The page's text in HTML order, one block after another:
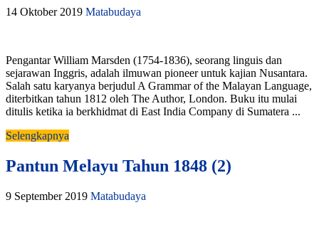
14 Oktober 2019 Matabudaya
Pengantar William Marsden (1754-1836), seorang linguis dan
sejarawan Inggris, adalah ilmuwan pioneer untuk kajian Nusantara.
Salah satu karyanya berjudul A Grammar of the Malayan Language,
diterbitkan tahun 1812 oleh The Author, London. Buku itu mulai
ditulis ketika ia berkhidmat di East India Company di Sumatera ...
Selengkapnya
Pantun Melayu Tahun 1848 (2)
9 September 2019 Matabudaya